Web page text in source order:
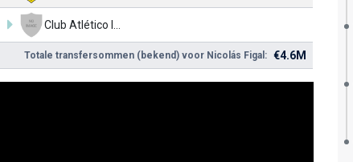
Totale transfersommen (bekend) voor Nicolás Figal: €4.6M